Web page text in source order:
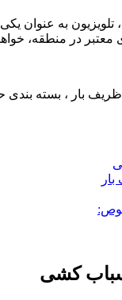
تلویزیون به
در منطقه،
بار ، بسته بندی
کشی